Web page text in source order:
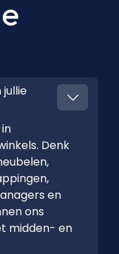
Denk
en
ons
midden- en